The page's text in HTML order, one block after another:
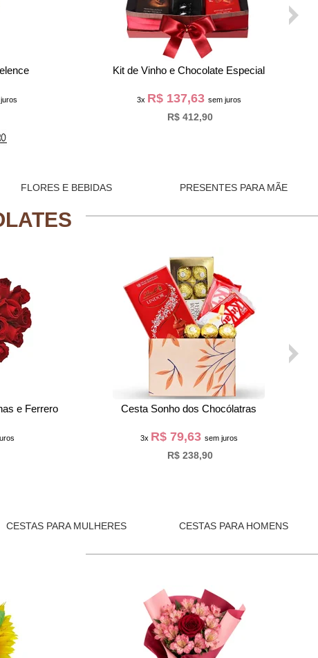
Cesta Luxo de Vinhos, Queijos e Guloseimas
3x R$ 146,63 sem juros
R$ 439,90
FLORES E BEBIDAS PRESENTES PARA MÃE
Lindt
Buquê Trio de Rosas Vermelho e Chocolate
3x R$ 51,93 sem juros
R$ 155,80
CESTAS PARA MULHERES CESTAS PARA HOMENS